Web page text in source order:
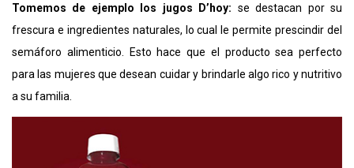
Tomemos de ejemplo los jugos D’hoy: se destacan por su
frescura e ingredientes naturales, lo cual le permite prescindir del
semáforo alimenticio. Esto hace que el producto sea perfecto
para las mujeres que desean cuidar y brindarle algo rico y nutritivo
a su familia.